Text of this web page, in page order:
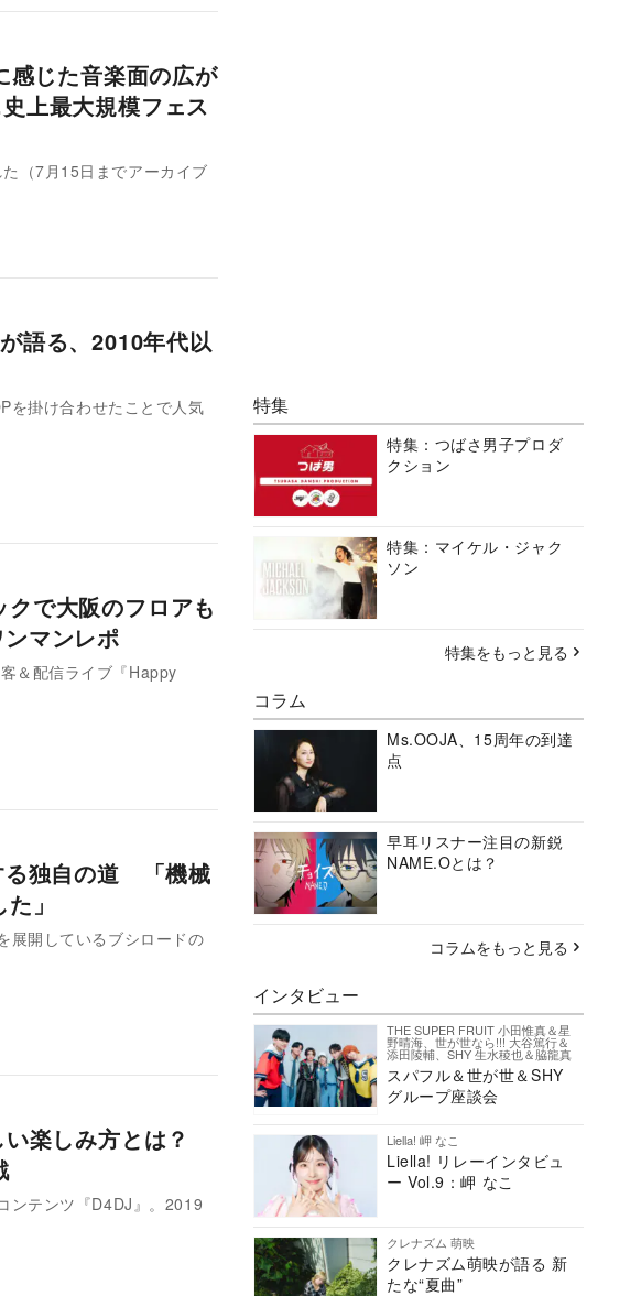
感じた音楽面の広が
上最大規模フェス
（7月15日までアーカイブ
語る、2010年代以
を掛け合わせたことで人気
で大阪のフロアも
マンレポ
＆配信ライブ『Happy
る独自の道 「機械
」
展開しているブシロードの
い楽しみ方とは？
ンテンツ『D4DJ』。2019
特集
特集：つばさ男子プロダ
クション
特集：マイケル・ジャク
ソン
特集をもっと見る
コラム
Ms.OOJA、15周年の到達
点
早耳リスナー注目の新鋭
NAME.Oとは？
コラムをもっと見る
インタビュー
THE SUPER FRUIT 小田惟真＆星
野晴海、世が世なら!!! 大谷篤行＆
添田陵輔、SHY 生水稜也＆脇龍真
スパフル＆世が世＆SHY
グループ座談会
Liella! 岬 なこ
Liella! リレーインタビュ
ー Vol.9：岬 なこ
クレナズム 萌映
クレナズム萌映が語る 新
たな“夏曲”